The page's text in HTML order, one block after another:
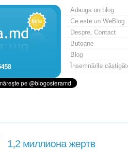
Adauga un blog
Ce este un WeBlog
Despre, Contact
Butoane
Blog
Însemnările
1,2 миллиона жертв